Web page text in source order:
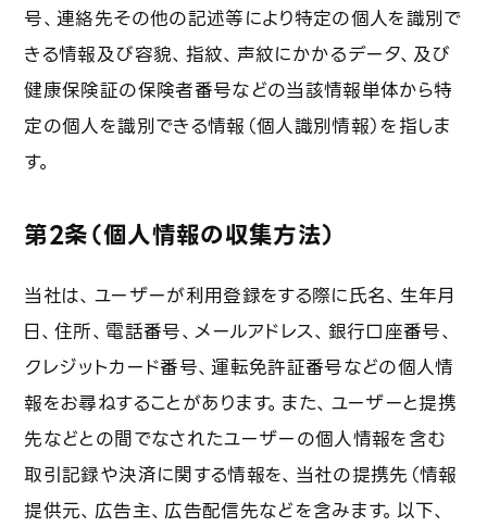
ビジネスモデル
廃棄物水素転換プロセス
デジタルプラットフォーム「REBORN」
前処理最適化プロセス
技術レポート
サステナビリティ
環境への取り組み
SDGs対応
号、連絡先その他の記述等により特定の個人を識別で
きる情報及び容貌、指紋、声紋にかかるデータ、及び
健康保険証の保険者番号などの当該情報単体から特
定の個人を識別できる情報（個人識別情報）を指しま
す。
第2条（個人情報の収集方法）
当社は、ユーザーが利用登録をする際に氏名、生年月
日、住所、電話番号、メールアドレス、銀行口座番号、
クレジットカード番号、運転免許証番号などの個人情
報をお尋ねすることがあります。また、ユーザーと提携
先などとの間でなされたユーザーの個人情報を含む
取引記録や決済に関する情報を、当社の提携先（情報
提供元、広告主、広告配信先などを含みます。以下、